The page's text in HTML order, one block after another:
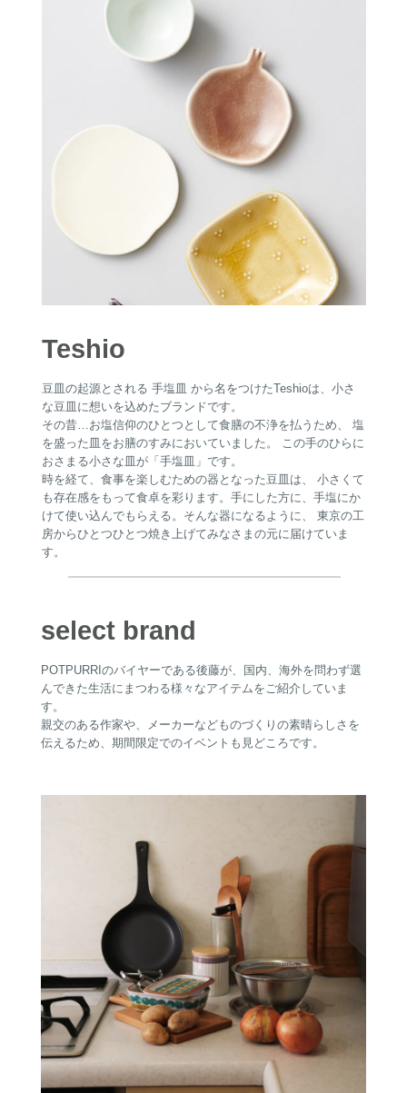
Teshio
豆皿の起源とされる 手塩皿 から名をつけたTeshioは、小さ
な豆皿に想いを込めたブランドです。
その昔…お塩信仰のひとつとして食膳の不浄を払うため、 塩
を盛った皿をお膳のすみにおいていました。 この手のひらに
おさまる小さな皿が「手塩皿」です。
時を経て、食事を楽しむための器となった豆皿は、 小さくて
も存在感をもって食卓を彩ります。手にした方に、手塩にか
けて使い込んでもらえる。そんな器になるように、 東京の工
房からひとつひとつ焼き上げてみなさまの元に届けていま
す。
select brand
POTPURRIのバイヤーである後藤が、国内、海外を問わず選
んできた生活にまつわる様々なアイテムをご紹介していま
す。
親交のある作家や、メーカーなどものづくりの素晴らしさを
伝えるため、期間限定でのイベントも見どころです。